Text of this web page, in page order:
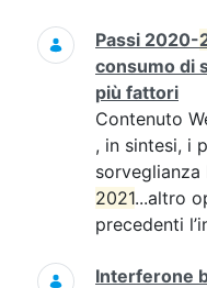
Passi 2020-
consumo di
più fattori
Contenuto
, in sintesi, i
sorveglianza
2021...altro
precedenti
Interferone